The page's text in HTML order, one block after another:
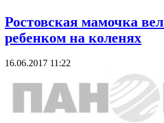
Ростовская мамочка
ребенком на коленях
16.06.2017 11:22